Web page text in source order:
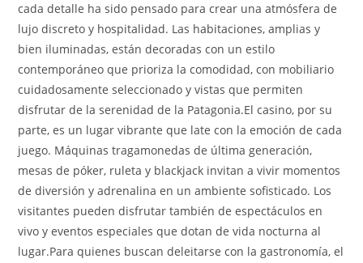
cada detalle ha sido pensado para crear una atmósfera de
lujo discreto y hospitalidad. Las habitaciones, amplias y
bien iluminadas, están decoradas con un estilo
contemporáneo que prioriza la comodidad, con mobiliario
cuidadosamente seleccionado y vistas que permiten
disfrutar de la serenidad de la Patagonia.El casino, por su
parte, es un lugar vibrante que late con la emoción de cada
juego. Máquinas tragamonedas de última generación,
mesas de póker, ruleta y blackjack invitan a vivir momentos
de diversión y adrenalina en un ambiente sofisticado. Los
visitantes pueden disfrutar también de espectáculos en
vivo y eventos especiales que dotan de vida nocturna al
lugar.Para quienes buscan deleitarse con la gastronomía, el